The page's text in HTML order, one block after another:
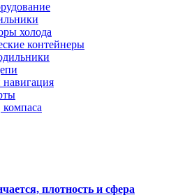
холода
контейнеры
плотность и сфера